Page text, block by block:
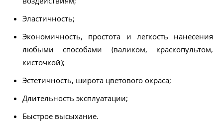
Эластичность;
Экономичность, простота и легкость нанесения
любыми способами (валиком, краскопультом,
кисточкой);
Эстетичность, широта цветового окраса;
Длительность эксплуатации;
Быстрое высыхание.